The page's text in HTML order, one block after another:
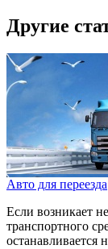
Другие
Авто для переезда
Если возникает
транспортного
останавливается